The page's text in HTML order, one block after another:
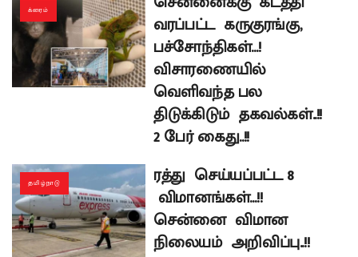
க்ரைம்
வரப்பட்ட கருகுரங்கு,
பச்சோந்திகள்…!
விசாரணையில்
வெளிவந்த பல
திடுக்கிடும் தகவல்கள்..!!
2 பேர் கைது..!!
தமிழ்நாடு
ரத்து செய்யப்பட்ட 8
விமானங்கள்…!!
சென்னை விமான
நிலையம் அறிவிப்பு..!!